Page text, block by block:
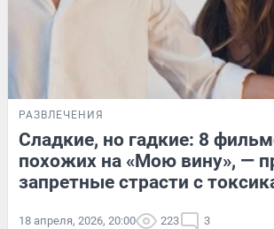
РАЗВЛЕЧЕНИЯ
Сладкие, но гадкие: 8
похожих на «Мою вину», —
запретные страсти с
18 апреля, 2026, 20:00 223 3